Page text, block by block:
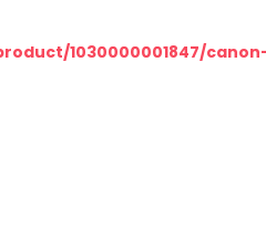
1030000001847/